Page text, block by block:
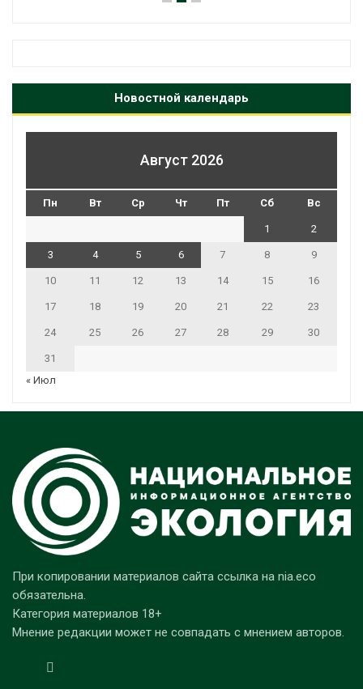
Новостной календарь
Август 2026
Пн Вт Ср Чт Пт Сб Вс
1 2
3 4 5 6 7 8 9
10 11 12 13 14 15 16
17 18 19 20 21 22 23
24 25 26 27 28 29 30
31
« Июл
При копировании материалов сайта ссылка на nia.eco
обязательна.
Категория материалов 18+
Мнение редакции может не совпадать с мнением авторов.